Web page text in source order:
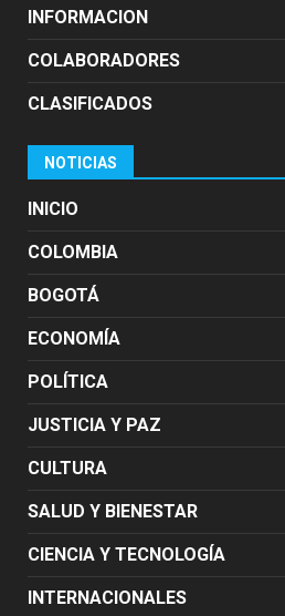
INFORMACION
COLABORADORES
CLASIFICADOS
NOTICIAS
INICIO
COLOMBIA
BOGOTÁ
ECONOMÍA
POLÍTICA
JUSTICIA Y PAZ
CULTURA
SALUD Y BIENESTAR
CIENCIA Y TECNOLOGÍA
INTERNACIONALES